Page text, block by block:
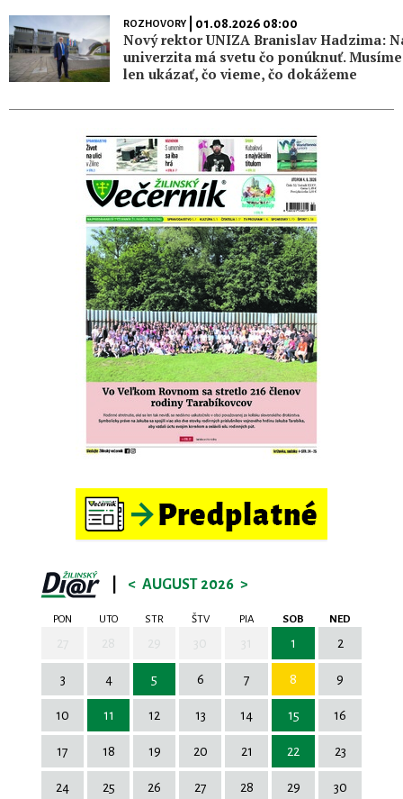
ROZHOVORY| 01.08.2026 08:00
Nový rektor UNIZA Branislav Hadzima:
univerzita má svetu čo ponúknuť. Musíme
len ukázať, čo vieme, čo dokážeme
< AUGUST 2026 >
PON UTO STR ŠTV PIA SOB NED
1 2
3 4 5 6 7 8 9
10 11 12 13 14 15 16
17 18 19 20 21 22 23
24 25 26 27 28 29 30